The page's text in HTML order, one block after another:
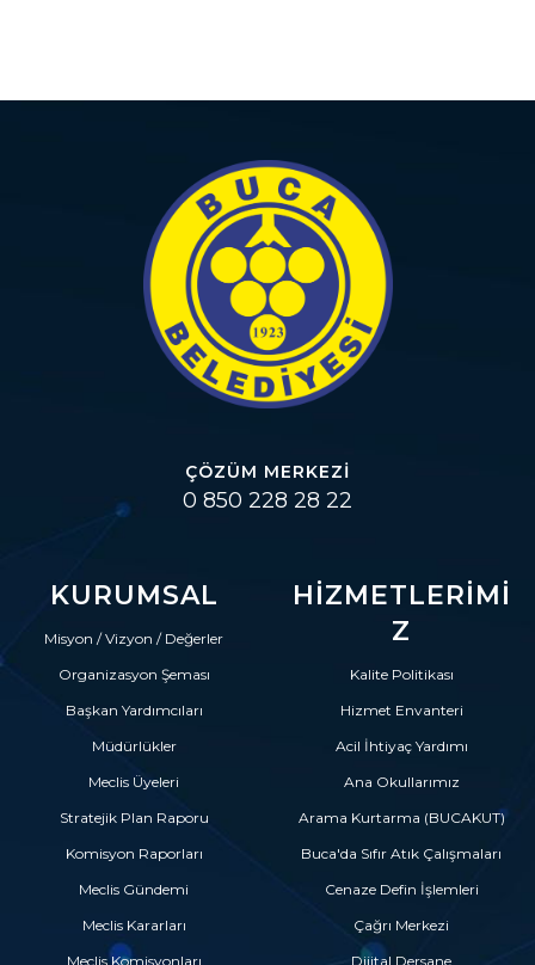
ÇÖZÜM MERKEZI
0 850 228 28 22
KURUMSAL
Misyon / Vizyon / Değerler
Organizasyon Şeması
Başkan Yardımcıları
Müdürlükler
Meclis Üyeleri
Stratejik Plan Raporu
Komisyon Raporları
Meclis Gündemi
Meclis Kararları
Meclis Komisyonları
HIZMETLERIMI
Z
Kalite Politikası
Hizmet Envanteri
Acil İhtiyaç Yardımı
Ana Okullarımız
Arama Kurtarma (BUCAKUT)
Buca'da Sıfır Atık Çalışmaları
Cenaze Defin İşlemleri
Çağrı Merkezi
Dijital Dersane